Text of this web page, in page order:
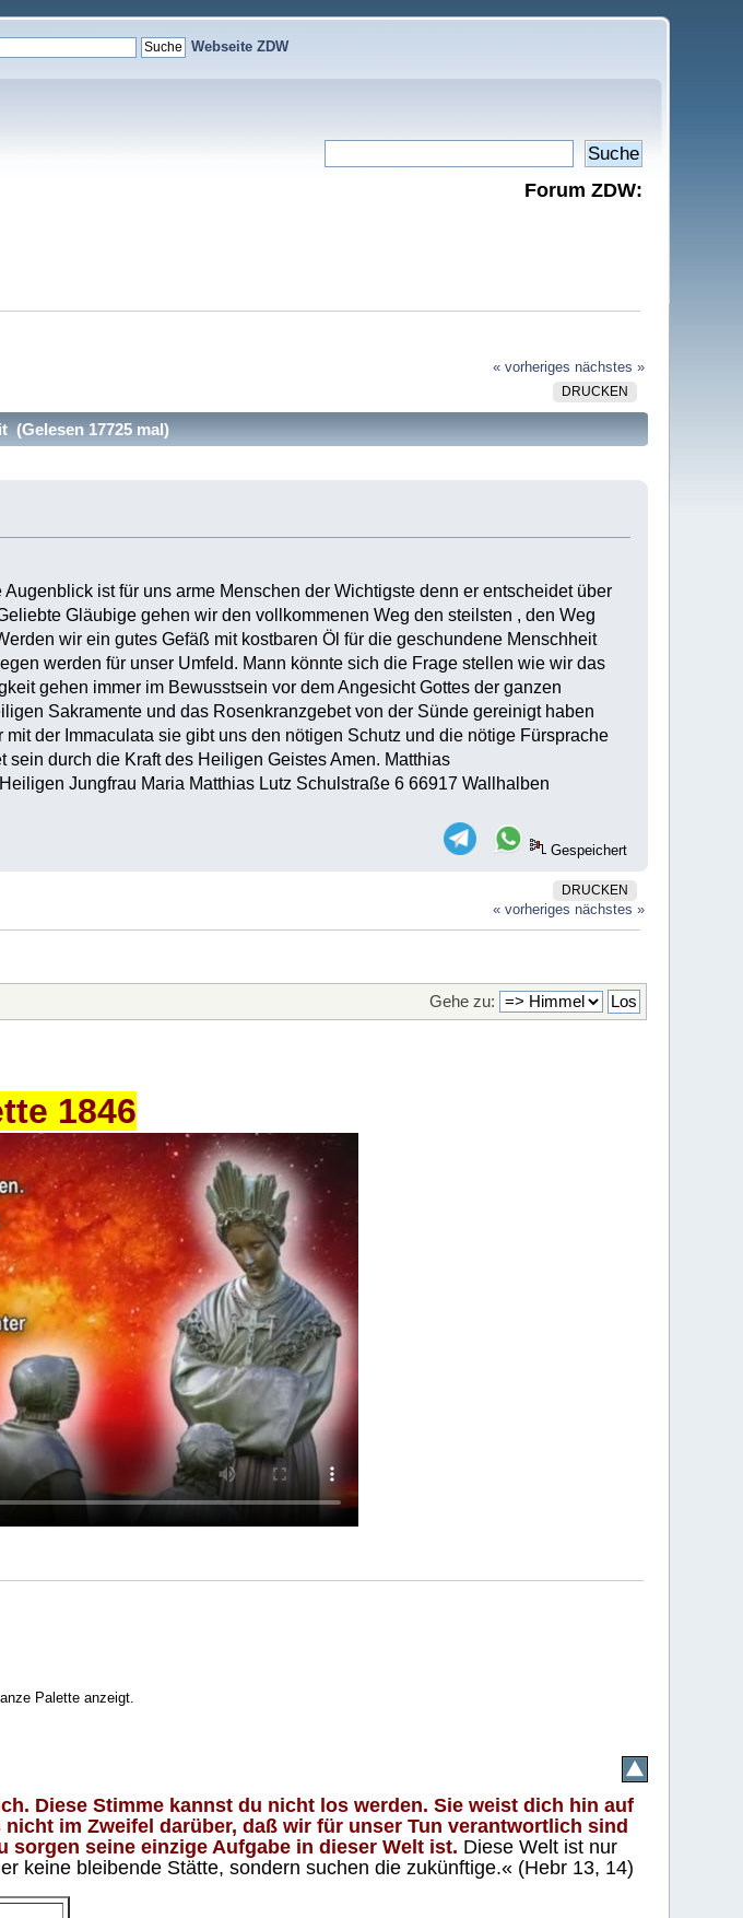
Webseite ZDW
Forum ZDW:
« vorheriges nächstes »
DRUCKEN
(Gelesen 17725 mal)
ist für uns arme Menschen der Wichtigste denn er entscheidet über
Gläubige gehen wir den vollkommenen Weg den steilsten , den Weg
wir ein gutes Gefäß mit kostbaren Öl für die geschundene Menschheit
werden für unser Umfeld. Mann könnte sich die Frage stellen wie wir das
gehen immer im Bewusstsein vor dem Angesicht Gottes der ganzen
Sakramente und das Rosenkranzgebet von der Sünde gereinigt haben
der Immaculata sie gibt uns den nötigen Schutz und die nötige Fürsprache
durch die Kraft des Heiligen Geistes Amen. Matthias
Jungfrau Maria Matthias Lutz Schulstraße 6 66917 Wallhalben
Gespeichert
DRUCKEN
« vorheriges nächstes »
Gehe zu:
1846
Palette anzeigt.
Diese Stimme kannst du nicht los werden. Sie weist dich hin auf
im Zweifel darüber, daß wir für unser Tun verantwortlich sind
sorgen seine einzige Aufgabe in dieser Welt ist. Diese Welt ist nur
keine bleibende Stätte, sondern suchen die zukünftige.« (Hebr 13, 14)